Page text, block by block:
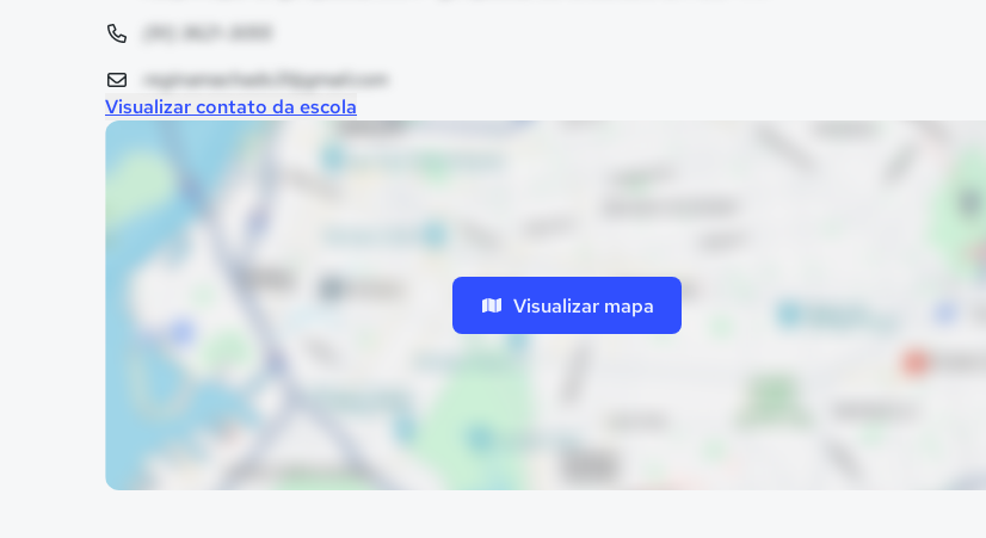
(91) 3621-3055
reginamachado31@gmail.com
Visualizar contato da escola
Visualizar mapa